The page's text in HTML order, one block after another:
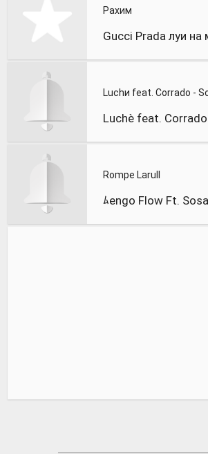
Рахим
Luchи feat. Corrado -
Rompe Larull